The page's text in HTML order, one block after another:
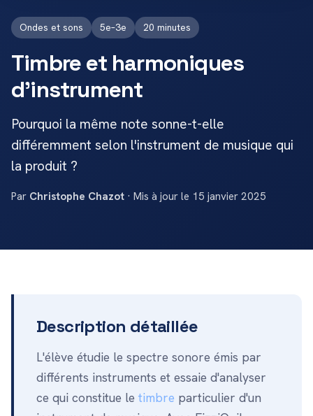
Ondes et sons 5e–3e 20 minutes
Timbre et harmoniques
d'instrument
Pourquoi la même note sonne-t-elle
différemment selon l'instrument de musique qui
la produit ?
Par Christophe Chazot · Mis à jour le 15 janvier 2025
Description détaillée
L'élève étudie le spectre sonore émis par
différents instruments et essaie d'analyser
ce qui constitue le timbre particulier d'un